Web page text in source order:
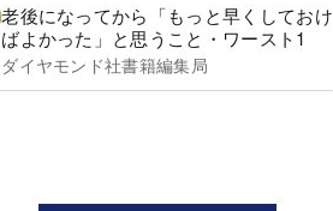
老後になってから「もっと早くしておけ
ばよかった」と思うこと・ワースト1
ダイヤモンド社書籍編集局